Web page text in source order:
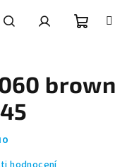
košík
brown